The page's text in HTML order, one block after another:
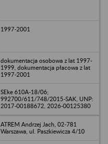
1997-2001
dokumentacja osobowa z lat 1997-
1999, dokumentacja płacowa z lat
1997-2001
SEke 610A-18/06;
992700/611/748/2015-SAK, UNP:
2017-00188672, 2026-00125380
ATREM Andrzej Jach, 02-781
Warszawa, ul. Paszkiewicza 4/10